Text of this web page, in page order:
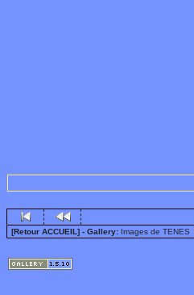
[Retour ACCUEIL] - Gallery: Images de TENES